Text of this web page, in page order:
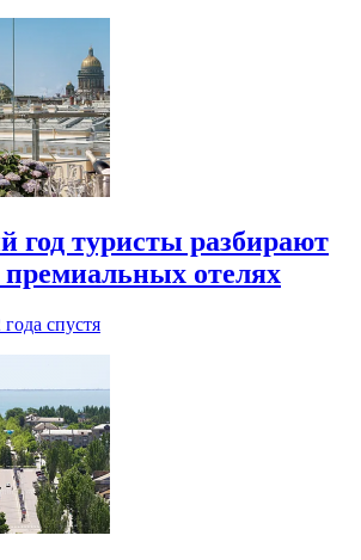
год туристы разбирают
отелях
года спустя